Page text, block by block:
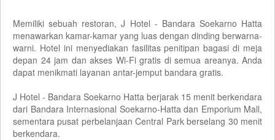
Memiliki sebuah restoran, J Hotel - Bandara Soekarno Hatta
menawarkan kamar-kamar yang luas dengan dinding berwarna-
warni. Hotel ini menyediakan fasilitas penitipan bagasi di meja
depan 24 jam dan akses Wi-Fi gratis di semua areanya. Anda
dapat menikmati layanan antar-jemput bandara gratis.
J Hotel - Bandara Soekarno Hatta berjarak 15 menit berkendara
dari Bandara Internasional Soekarno-Hatta dan Emporium Mall,
sementara pusat perbelanjaan Central Park berselang 30 menit
berkendara.